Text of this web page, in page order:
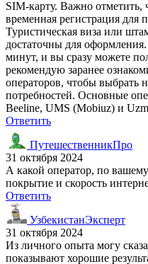
SIM-карту. Важно отметить,
временная регистрация для
Туристическая виза или
достаточны для
минут, и вы сразу можете
рекомендую заранее
операторов, чтобы выбрать
потребностей. Основные
Beeline, UMS (Mobiuz) и
Ответить
ПутешественникПро
31 октября 2024
А какой оператор, по
покрытие и скорость
Ответить
УзбекистанЭксперт
31 октября 2024
Из личного опыта могу
показывают хорошие